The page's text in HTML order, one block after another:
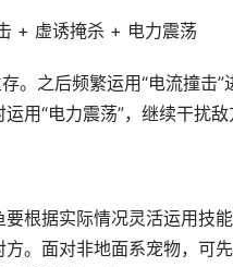
+ 虚诱掩杀 + 电力震荡
。之后频繁运用“电流撞击
用“电力震荡”，继续干扰敌
根据实际情况灵活运用技
。面对非地面系宠物，可